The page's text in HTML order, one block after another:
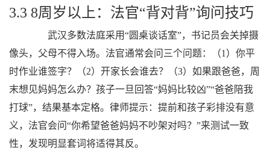
3.3 8周岁以上：法官“背对背”询问技巧
武汉多数法庭采用“圆桌谈话室”，书记员会关掉摄
像头，父母不得入场。法官通常会问三个问题：（1）你平
时作业谁签字？（2）开家长会谁去？（3）如果跟爸爸，周
末想见妈妈怎么办？孩子一旦回答“妈妈比较凶”“爸爸陪我
打球”，结果基本定格。律师提示：提前和孩子彩排没有意
义，法官会问“你希望爸爸妈妈不吵架对吗？”来测试一致
性，发现明显套词将适得其反。